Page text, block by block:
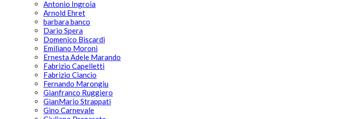
Antonio Ingroia
Arnold Ehret
barbara banco
Dario Spera
Domenico Biscardi
Emiliano Moroni
Ernesta Adele Marando
Fabrizio Capelletti
Fabrizio Ciancio
Fernando Marongiu
Gianfranco Ruggiero
GianMario Strappati
Gino Carnevale